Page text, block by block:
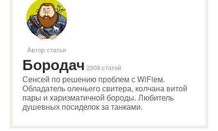
Автор статьи
Бородач 2908 статей
Сенсей по решению проблем с WiFiем.
Обладатель оленьего свитера, колчана витой
пары и харизматичной бороды. Любитель
душевных посиделок за танками.